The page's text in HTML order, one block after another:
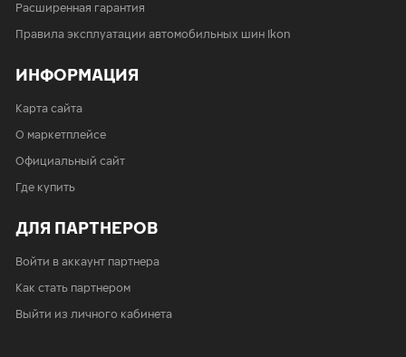
Расширенная гарантия
Правила эксплуатации автомобильных шин Ikon
ИНФОРМАЦИЯ
Карта сайта
О маркетплейсе
Официальный сайт
Где купить
ДЛЯ ПАРТНЕРОВ
Войти в аккаунт партнера
Как стать партнером
Выйти из личного кабинета